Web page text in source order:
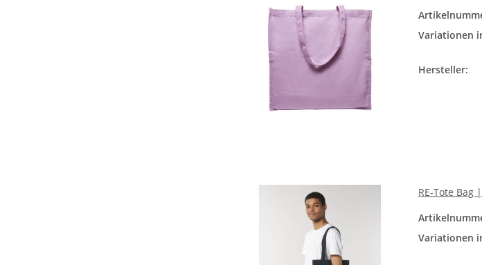
Variationen
Hersteller:
RE-Tote
Variationen